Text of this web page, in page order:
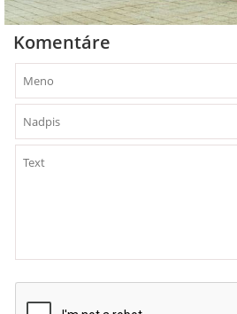
VIDEO ALBUM
COVID-19
ZÁPISNICE
Komentáre